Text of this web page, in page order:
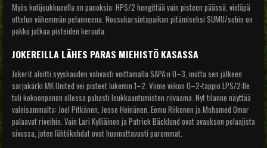
Myös kotijoukkueella on panoksia: HPS/2 hengittää vain pisteen päässä, vieläpä
ottelun vähemmän pelanneena. Nousukarsintapaikan pitämiseksi SUMU/sobin on
pakko jatkaa pisteiden keruuta.
JOKEREILLA LÄHES PARAS MIEHISTÖ KASASSA
Jokerit aloitti syyskauden vahvasti voittamalla SAPA:n 0–3, mutta sen jälkeen
sarjakärki MK United vei pisteet lukemin 1–2. Viime viikon 0–2-tappio LPS/2:lle
tuli kokoonpanon ollessa pahasti loukkaantumisten riivaama. Nyt tilanne näyttää
valoisammalta: Joel Pitkänen, Jesse Heinänen, Eemu Riikonen ja Mohamed Omar
palaavat riveihin. Vain Lari Kylliäinen ja Patrick Bäcklund ovat avauksen pelaajista
sivussa, joten lähtökohdat ovat huomattavasti paremmat.